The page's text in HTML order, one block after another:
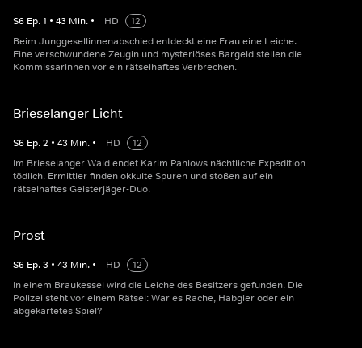
S6 Ep.1 • 43 Min. • HD
12
Beim Junggesellinnenabschied entdeckt eine Frau eine Leiche.
Eine verschwundene Zeugin und mysteriöses Bargeld stellen die
Kommissarinnen vor ein rätselhaftes Verbrechen.
Brieselanger Licht
S6 Ep.2 • 43 Min. • HD
12
Im Brieselanger Wald endet Karim Pahlows nächtliche Expedition
tödlich. Ermittler finden okkulte Spuren und stoßen auf ein
rätselhaftes Geisterjäger-Duo.
Prost
S6 Ep.3 • 43 Min. • HD
12
In einem Braukessel wird die Leiche des Besitzers gefunden. Die
Polizei steht vor einem Rätsel: War es Rache, Habgier oder ein
abgekartetes Spiel?